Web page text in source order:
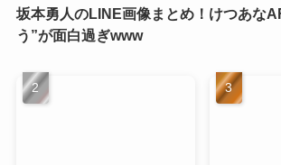
坂本勇人のLINE画像まとめ！けつあな
う”が面白過ぎwww